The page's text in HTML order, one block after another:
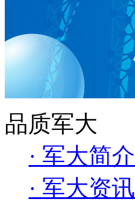
品质军大
· 军大简介
· 军大资讯